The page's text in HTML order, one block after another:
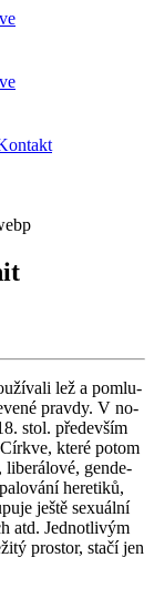
lež a po­mlu­
prav­dy. V no­
stol. pře­de­vším
které potom
li­be­rá­lo­vé, gen­de­
he­re­ti­ků,
ještě se­xu­ál­ní
atd. Jed­not­li­vým
pro­stor, stačí jen